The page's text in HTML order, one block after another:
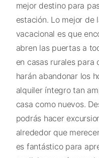
mejor destino para
estación. Lo mejor de
vacacional es que
abren las puertas a
en casas rurales para
harán abandonar los
alquiler íntegro tan
casa como nuevos.
podrás hacer
alrededor que
es fantástico para